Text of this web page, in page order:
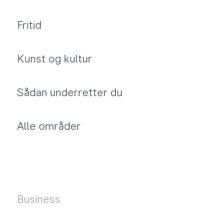
Fritid
Kunst og kultur
Sådan underretter du
Alle områder
Business